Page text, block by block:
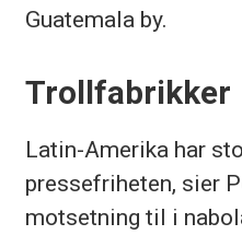
Guatemala by.
Trollfabrikker
Latin-Amerika har
pressefriheten, sier
motsetning til i